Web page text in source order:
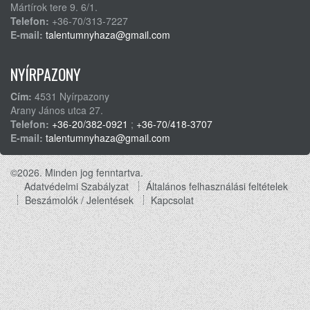
Mártírok tere 9. 6/1.
Telefon: +36-70/313-7227
E-mail: talentumnyhaza@gmail.com
NYÍRPAZONY
Cím: 4531 Nyírpazony
Arany János utca 27.
Telefon: +36-20/382-0921 ; +36-70/418-3707
E-mail: talentumnyhaza@gmail.com
©2026. Minden jog fenntartva.
Footer
menu
Adatvédelmi Szabályzat
Általános felhasználási feltételek
Beszámolók / Jelentések
Kapcsolat